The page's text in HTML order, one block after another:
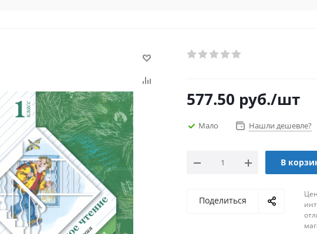
577.50 руб./шт
Мало Нашли дешевле?
В
Поделиться